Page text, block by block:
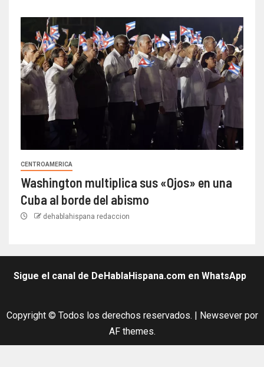
CENTROAMERICA
Washington multiplica sus «Ojos» en una
Cuba al borde del abismo
dehablahispana redaccion
Sigue el canal de DeHablaHispana.com en WhatsApp
Copyright © Todos los derechos reservados. | Newseverpor
AF themes.